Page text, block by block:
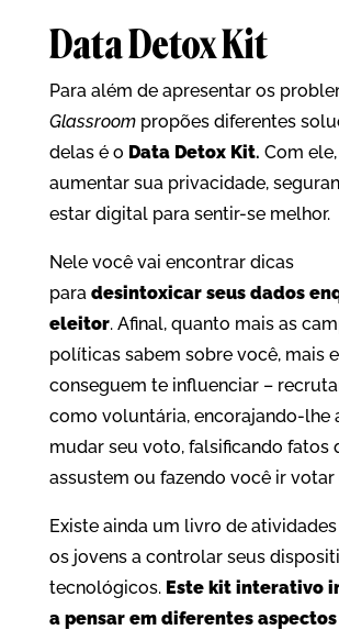
Data Detox Kit
Para além de apresentar os
Glassroompropões diferentes
delas é o Data Detox Kit. Com
aumentar sua privacidade,
estar digital para sentir-se melhor.
Nele você vai encontrar dicas
para desintoxicar seus dados
eleitor. Afinal, quanto mais as
políticas sabem sobre você, mais
conseguem te influenciar –
como voluntária, encorajando-lhe
mudar seu voto, falsificando fatos
assustem ou fazendo você ir votar
Existe ainda um livro de
os jovens a controlar seus
tecnológicos. Este kit interativo
a pensar em diferentes aspectos